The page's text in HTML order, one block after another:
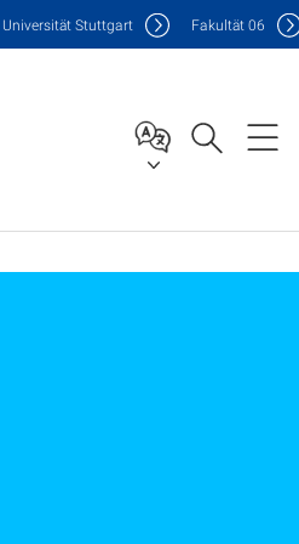
Universität Stuttgart Fakultät06